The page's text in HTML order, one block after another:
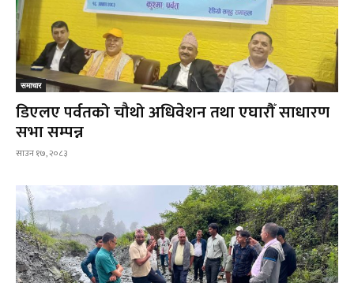
समाचार
डिएलए पर्वतको चौथो अधिवेशन तथा एघारौँ साधारण
सभा सम्पन्न
साउन १७, २०८३